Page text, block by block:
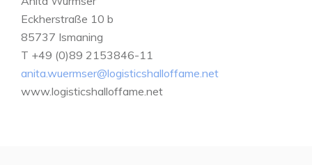
Eckherstraße 10 b
85737 Ismaning
T +49 (0)89 2153846-11
anita.wuermser@logisticshalloffame.net
www.logisticshalloffame.net